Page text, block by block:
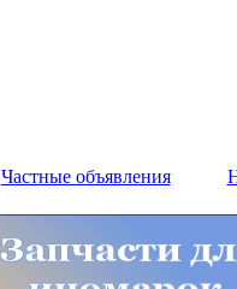
Частные объявления